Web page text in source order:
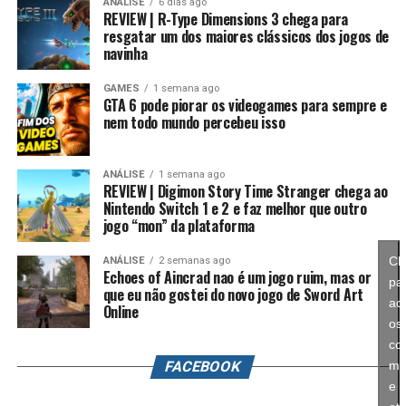
anos, Splatoon foi visto principalmente como um jogo
competitivo, mas Splatoon Raiders mostra que existe
espaço para expandir esse universo com uma campanha
mais ambiciosa e cheia de conteúdo. Caso a recepção dos
jogadores seja positiva, é bem possível que a Nintendo
continue investindo nesse formato e transforme o modo
história em um dos pilares da série daqui para frente.
No fim das contas, fica a sensação de que Splatoon
Raiders funciona como um grande laboratório para o
futuro da franquia. A Nintendo parece estar testando
novas mecânicas, um mundo mais aberto, sistemas de
progressão e uma campanha muito mais ambiciosa para
entender como os jogadores vão reagir. Se a recepção
for positiva, é bem possível que muitas dessas ideias
REVIEW | R-Type Dimensions 3 chega para
resgatar um dos maiores clássicos dos jogos de
navinha
GAMES 1 semana ago
GTA 6 pode piorar os videogames para sempre e
nem todo mundo percebeu isso
ANÁLISE 1 semana ago
REVIEW | Digimon Story Time Stranger chega ao
Nintendo Switch 1 e 2 e faz melhor que outro
jogo “mon” da plataforma
ANÁLISE 2 semanas ago
Echoes of Aincrad nao é um jogo ruim, mas or
que eu não gostei do novo jogo de Sword Art
Online
FACEBOOK
os
e